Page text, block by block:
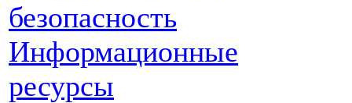
безопасность
Информационные
ресурсы